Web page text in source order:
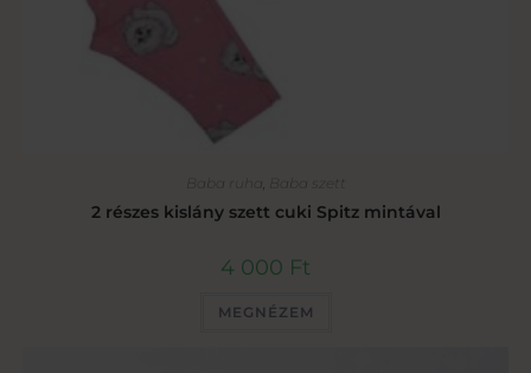
Baba ruha Baba szett
2 részes kislány szett cuki Spitz mintával
4 000 Ft
MEGNÉZEM